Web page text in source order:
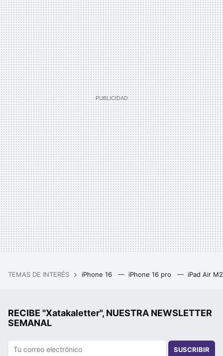
TEMAS DE INTERÉS iPhone 16 iPhone 16 pro iPad Air
RECIBE "Xatakaletter", NUESTRA NEWSLETTER
SEMANAL
SUSCRIBIR